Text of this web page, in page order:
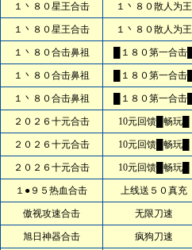
１丶８０星王合击 １丶８０散人为王
１丶８０星王合击 １丶８０散人为王
１丶８０合击鼻祖 █１８０第一合击█
１丶８０合击鼻祖 █１８０第一合击█
１丶８０合击鼻祖 █１８０第一合击█
２０２６十元合击 10元回馈█畅玩█
２０２６十元合击 10元回馈█畅玩█
２０２６十元合击 10元回馈█畅玩█
１●９５热血合击 上线送５０真充
傲视攻速合击 无限刀速
旭日神器合击 疯狗刀速